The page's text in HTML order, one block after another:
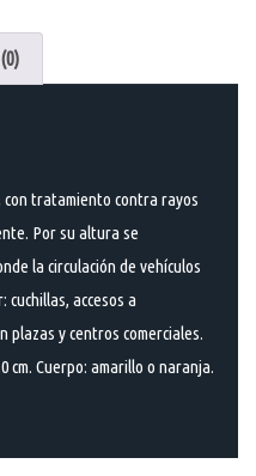
tratamiento contra rayos
Por su altura se
la circulación de vehículos
cuchillas, accesos a
plazas y centros comerciales.
cm. Cuerpo: amarillo o naranja.